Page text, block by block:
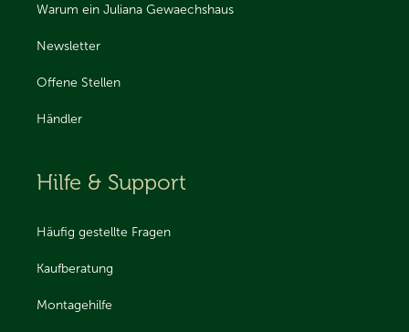
Warum ein Juliana Gewaechshaus
Newsletter
Offene Stellen
Händler
Hilfe & Support
Häufig gestellte Fragen
Kaufberatung
Montagehilfe